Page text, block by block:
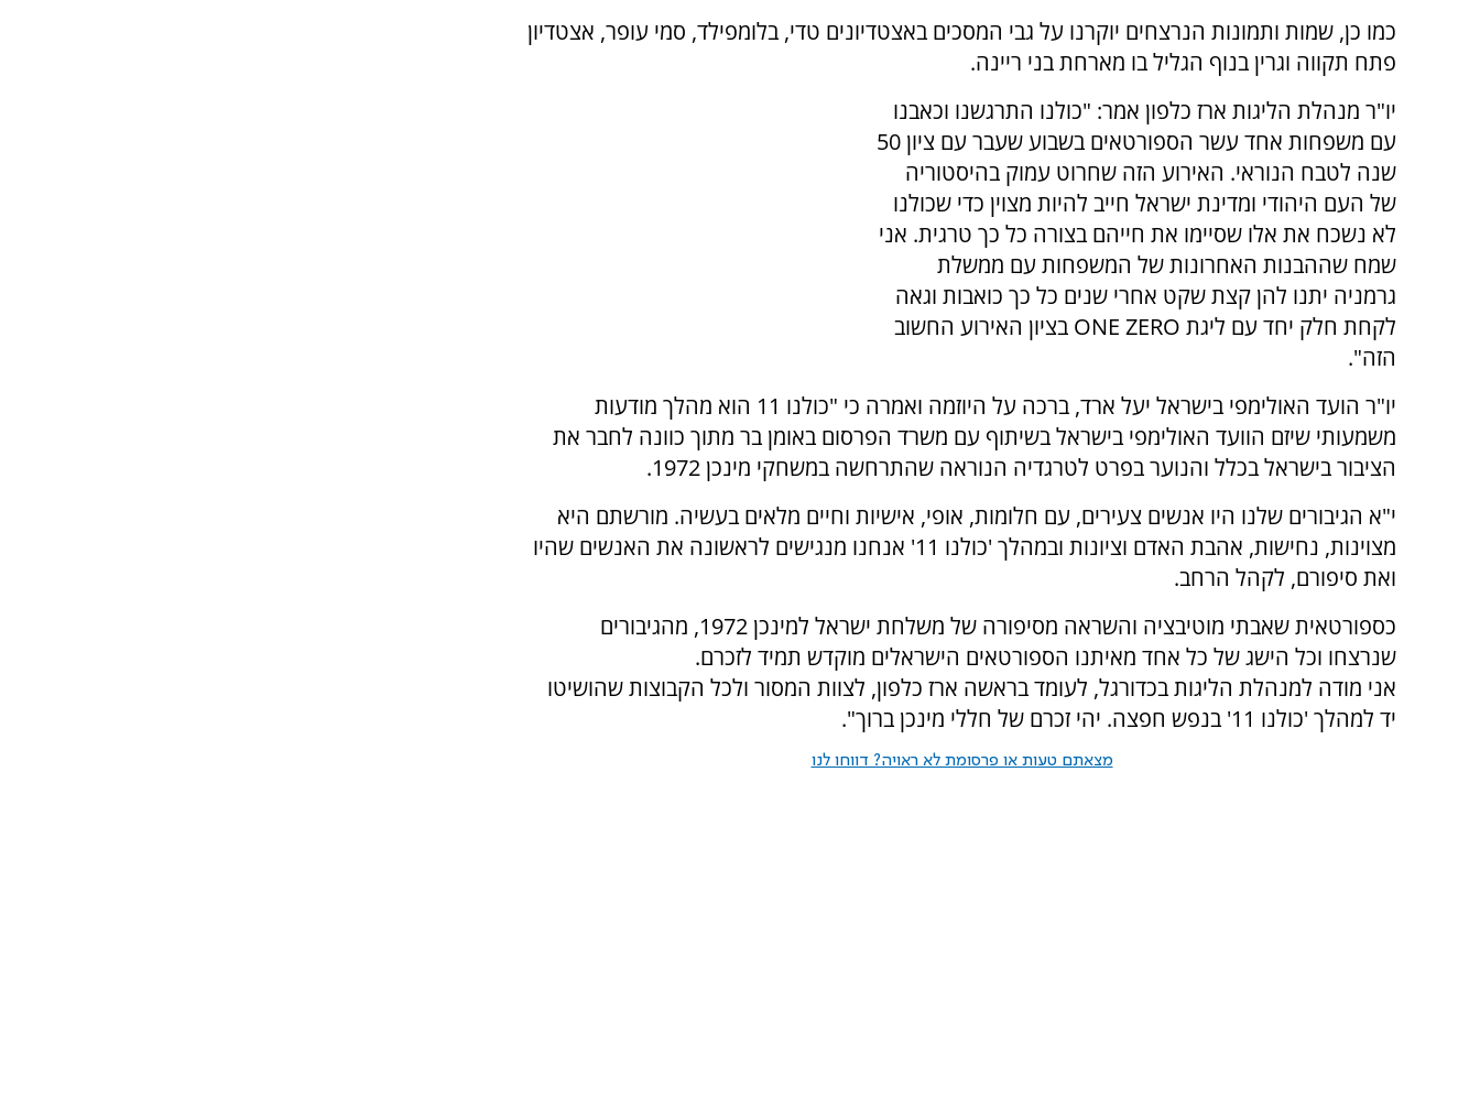
כמו כן, שמות ותמונות הנרצחים יוקרנו על גבי המסכים באצטדיונים טדי, בלומפילד, סמי עופר, אצטדיון
פתח תקווה וגרין בנוף הגליל בו מארחת בני ריינה.
יו"ר מנהלת הליגות ארז כלפון אמר: "כולנו התרגשנו וכאבנו
עם משפחות אחד עשר הספורטאים בשבוע שעבר עם ציון 50
שנה לטבח הנוראי. האירוע הזה שחרוט עמוק בהיסטוריה
של העם היהודי ומדינת ישראל חייב להיות מצוין כדי שכולנו
לא נשכח את אלו שסיימו את חייהם בצורה כל כך טרגית. אני
שמח שההבנות האחרונות של המשפחות עם ממשלת
גרמניה יתנו להן קצת שקט אחרי שנים כל כך כואבות וגאה
לקחת חלק יחד עם ליגת ONE ZERO בציון האירוע החשוב
הזה".
יו"ר הועד האולימפי בישראל יעל ארד, ברכה על היוזמה ואמרה כי "כולנו 11 הוא מהלך מודעות
משמעותי שיזם הוועד האולימפי בישראל בשיתוף עם משרד הפרסום באומן בר מתוך כוונה לחבר את
הציבור בישראל בכלל והנוער בפרט לטרגדיה הנוראה שהתרחשה במשחקי מינכן 1972.
י"א הגיבורים שלנו היו אנשים צעירים, עם חלומות, אופי, אישיות וחיים מלאים בעשיה. מורשתם היא
מצוינות, נחישות, אהבת האדם וציונות ובמהלך 'כולנו 11' אנחנו מנגישים לראשונה את האנשים שהיו
ואת סיפורם, לקהל הרחב.
כספורטאית שאבתי מוטיבציה והשראה מסיפורה של משלחת ישראל למינכן 1972, מהגיבורים
שנרצחו וכל הישג של כל אחד מאיתנו הספורטאים הישראלים מוקדש תמיד לזכרם.
אני מודה למנהלת הליגות בכדורגל, לעומד בראשה ארז כלפון, לצוות המסור ולכל הקבוצות שהושיטו
יד למהלך 'כולנו 11' בנפש חפצה. יהי זכרם של חללי מינכן ברוך".
מצאתם טעות או פרסומת לא ראויה? דווחו לנו